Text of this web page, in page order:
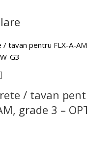
/ tavan
grade 3 –